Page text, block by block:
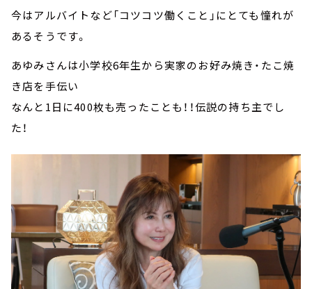
今はアルバイトなど「コツコツ働くこと」にとても憧れが
あるそうです。
あゆみさんは小学校6年生から実家のお好み焼き・たこ焼
き店を手伝い
なんと1日に400枚も売ったことも！！伝説の持ち主でし
た！